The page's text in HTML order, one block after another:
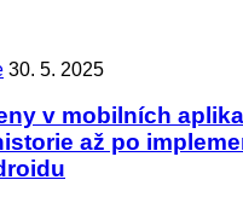
30. 5. 2025
v mobilních
až po